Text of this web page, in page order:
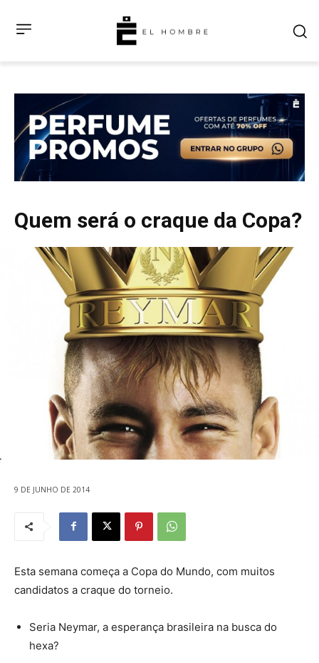
Quem será o craque da Copa?
9 DE JUNHO DE 2014
Esta semana começa a Copa do Mundo, com muitos
candidatos a craque do torneio.
Seria Neymar, a esperança brasileira na busca do
hexa?